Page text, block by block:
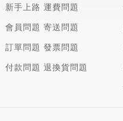
新手上路
會員問題
訂單問題
付款問題
運費問題
寄送問題
發票問題
退換貨問題